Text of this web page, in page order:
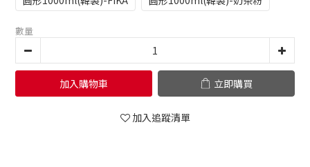
數量
加入購物車 立即購買
加入追蹤清單